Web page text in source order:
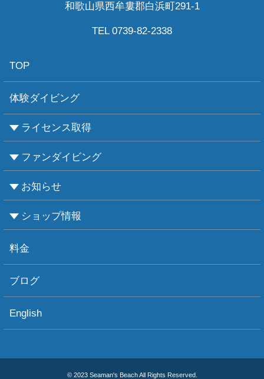
和歌山県西牟婁郡白浜町291-1
TEL 0739-82-2338
TOP
体験ダイビング
ライセンス取得
CMASについて
PADIについて
Ｃカードライセンス取得
レベルアップCMAS
レベルアップPADI
インストラクターコース
エンリッチド・エア・ナイトロックス講習
ファンダイビング
ビーチダイビング
ボートダイビング
セルフダイビング
レンタル器材
お知らせ
お知らせ
お天気情報
フォトグラフィ
ツアー情報
ショップ情報
ショップ情報
アクセス
ダイビングポイント
ショップボート「かもめ」
スタッフ紹介
宿泊施設
リンク集
お問い合わせ
料金
ブログ
English
© 2023 Seaman's Beach All Rights Reserved.